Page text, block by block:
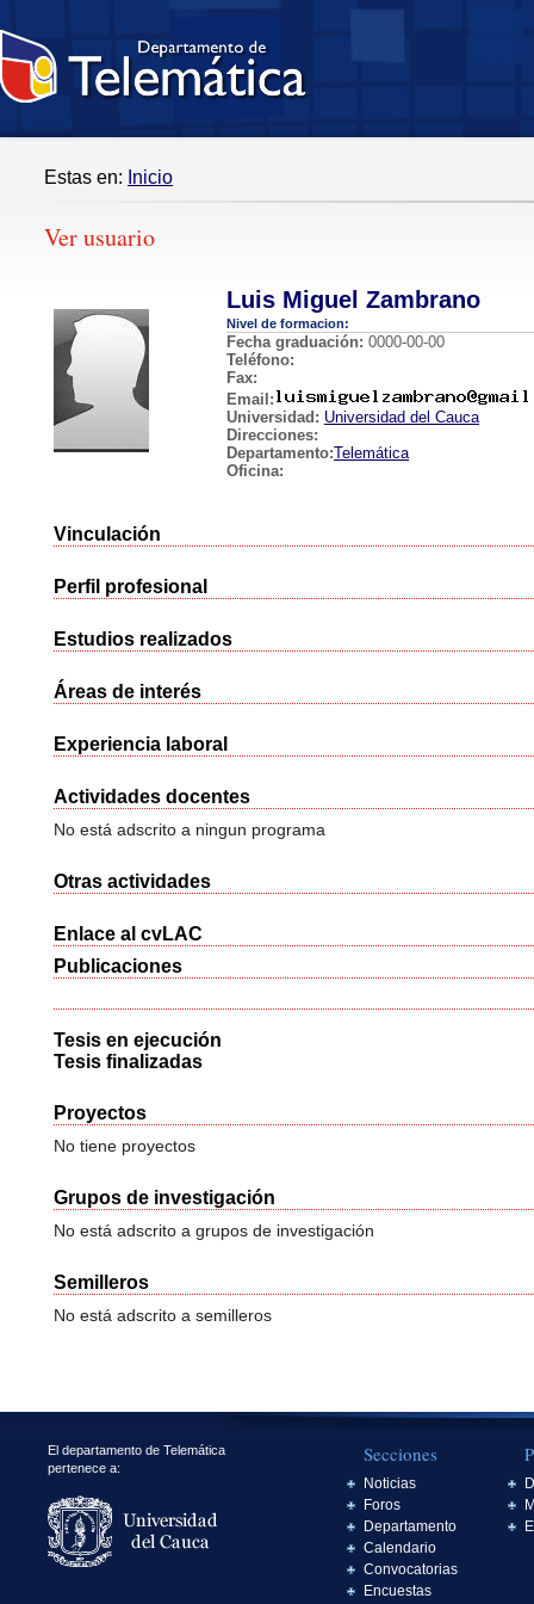
Estas en: Inicio
Ver usuario
Luis Miguel Zambrano
Nivel de formacion:
Fecha graduación: 0000-00-00
Teléfono:
Fax:
Email:
Universidad: Universidad del Cauca
Direcciones:
Departamento:Telemática
Oficina:
Vinculación
Perfil profesional
Estudios realizados
Áreas de interés
Experiencia laboral
Actividades docentes
No está adscrito a ningun programa
Otras actividades
Enlace al cvLAC
Publicaciones
Tesis en ejecución
Tesis finalizadas
Proyectos
No tiene proyectos
Grupos de investigación
No está adscrito a grupos de investigación
Semilleros
No está adscrito a semilleros
El departamento de Telemática
pertenece a:
Secciones
Noticias
Foros
Departamento
Calendario
Convocatorias
Encuestas